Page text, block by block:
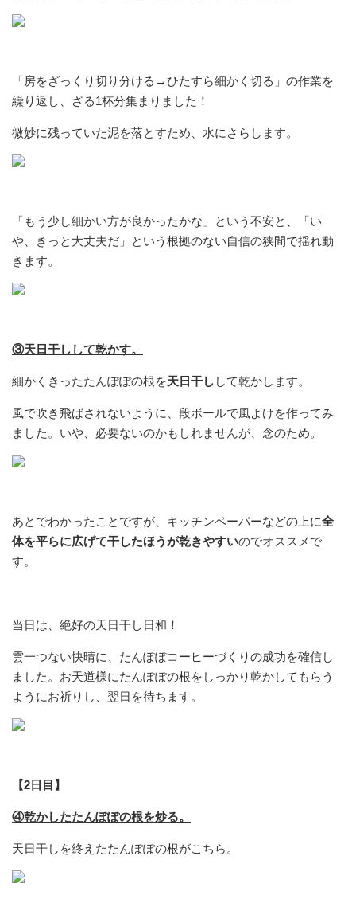
「房をざっくり切り分ける→ひたすら細かく切る」の作業を
繰り返し、ざる1杯分集まりました！
微妙に残っていた泥を落とすため、水にさらします。
「もう少し細かい方が良かったかな」という不安と、「い
や、きっと大丈夫だ」という根拠のない自信の狭間で揺れ動
きます。
③天日干しして乾かす。
細かくきったたんぽぽの根を天日干し して乾かします。
風で吹き飛ばされないように、段ボールで風よけを作ってみ
ました。いや、必要ないのかもしれませんが、念のため。
あとでわかったことですが、キッチンペーパーなどの上に全
体を平らに広げて干したほうが乾きやすいのでオススメで
す。
当日は、絶好の天日干し日和！
雲一つない快晴に、たんぽぽコーヒーづくりの成功を確信し
ました。お天道様にたんぽぽの根をしっかり乾かしてもらう
ようにお祈りし、翌日を待ちます。
【2日目】
④乾かしたたんぽぽの根を炒る。
天日干しを終えたたんぽぽの根がこちら。